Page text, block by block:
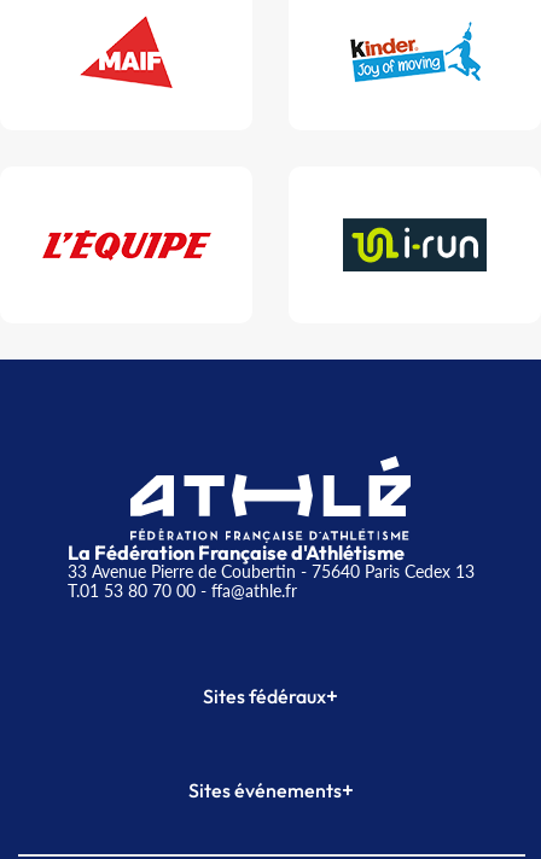
La Fédération Française d'Athlétisme
33 Avenue Pierre de Coubertin - 75640 Paris Cedex 13
T.01 53 80 70 00- ffa@athle.fr
Sites fédéraux+
Plateforme Formation
Sites événements+